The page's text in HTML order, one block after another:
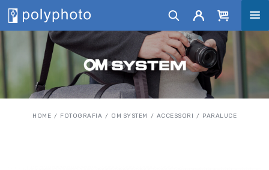
HOME FOTOGRAFIA OM SYSTEM ACCESSORI PARALUCE